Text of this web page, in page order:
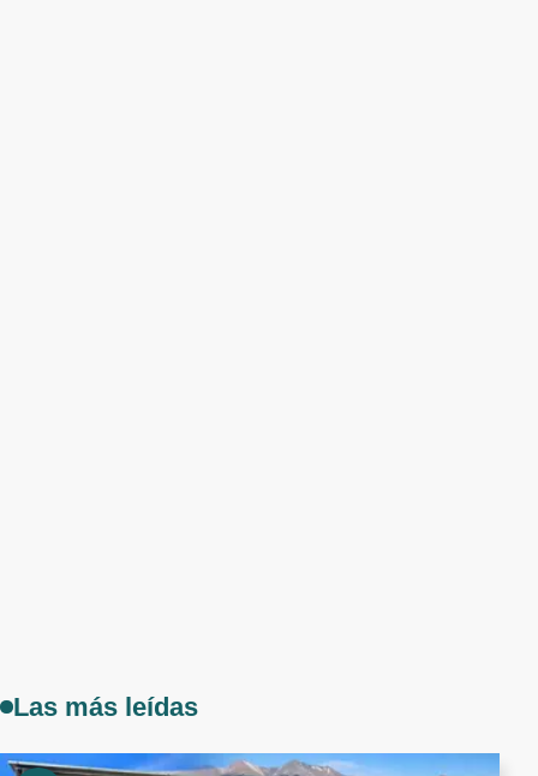
Las más leídas